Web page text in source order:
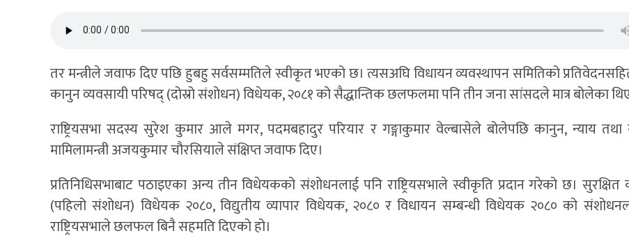
तर मन्त्रीले जवाफ दिए पछि हुबहु सर्वसम्मतिले स्वीकृत भएको छ। त्यसअघि विधायन व्यवस्थापन समितिको
कानुन व्यवसायी परिषद् (दोस्रो संशोधन) विधेयक, २०८१ को सैद्धान्तिक छलफलमा पनि तीन जना सांसदले मात्र बोलेका
राष्ट्रियसभा सदस्य सुरेश कुमार आले मगर, पदमबहादुर परियार र गङ्गाकुमार वेल्बासेले बोलेपछि कानुन, न्याय
मामिलामन्त्री अजयकुमार चौरसियाले संक्षिप्त जवाफ दिए।
प्रतिनिधिसभाबाट पठाइएका अन्य तीन विधेयकको संशोधनलाई पनि राष्ट्रियसभाले स्वीकृति प्रदान गरेको छ। सुरक्षित
(पहिलो संशोधन) विधेयक २०८०, विद्युतीय व्यापार विधेयक, २०८० र विधायन सम्बन्धी विधेयक २०८० को
राष्ट्रियसभाले छलफल बिनै सहमति दिएको हो।